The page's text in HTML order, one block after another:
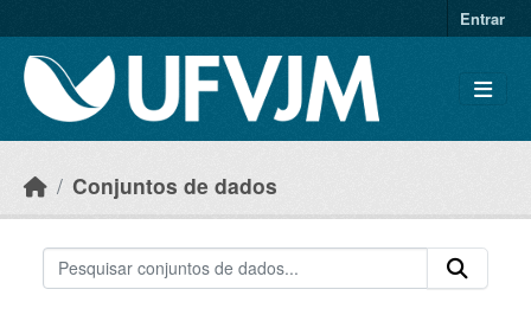
Entrar
Conjuntos de dados